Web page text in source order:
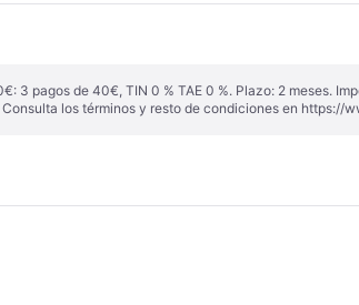
3 pagos de 40€, TIN 0 % TAE 0 %. Plazo: 2 meses.
los términos y resto de condiciones en https://